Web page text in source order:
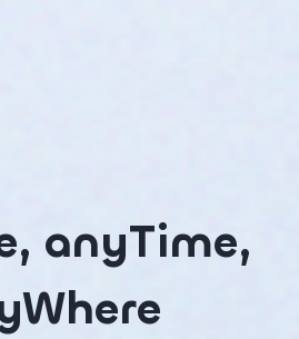
anyTime,